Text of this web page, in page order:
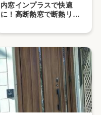
内窓インプラスで快適
に！高断熱窓で断熱リフ